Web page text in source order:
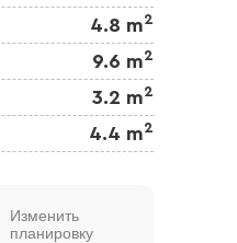
4.8 m2
9.6 m2
3.2 m2
4.4 m2
Изменить
планировку